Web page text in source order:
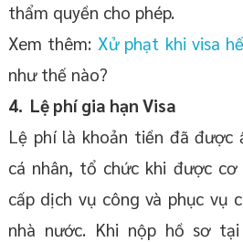
thẩm quyền cho phép.
Xem thêm: Xử phạt khi visa
như thế nào?
4. Lệ phí gia hạn Visa
Lệ phí là khoản tiền đã được
cá nhân, tổ chức khi được cơ
cấp dịch vụ công và phục vụ
nhà nước. Khi nộp hồ sơ